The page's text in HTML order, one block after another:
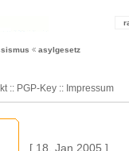
asylgesetz
:: PGP-Key :: Impressum
[ 18. Jan 2005 ]